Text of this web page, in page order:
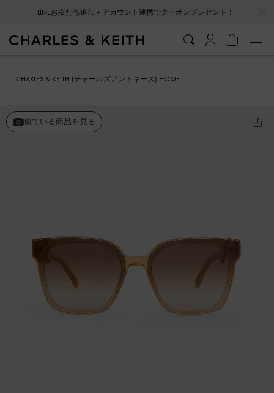
LINEお友だち追加＋アカウント連携でクーポンプレゼント！
CHARLES & KEITH (チャールズアンドキース) HOME
似ている商品を見る